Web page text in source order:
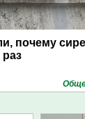
почему